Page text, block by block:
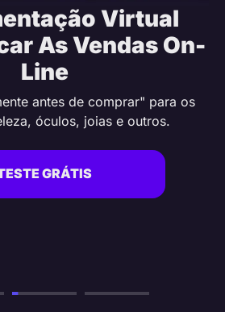
Virtual
As Vendas On-
Line
antes de comprar" para os
óculos, joias e outros.
GRÁTIS